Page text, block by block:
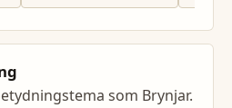
som Brynjar.